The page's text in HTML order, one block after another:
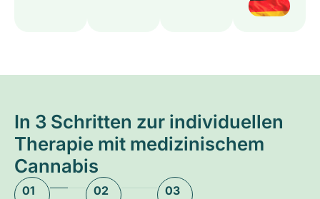
In 3 Schritten zur individuellen
Therapie mit medizinischem
Cannabis
01 02 03